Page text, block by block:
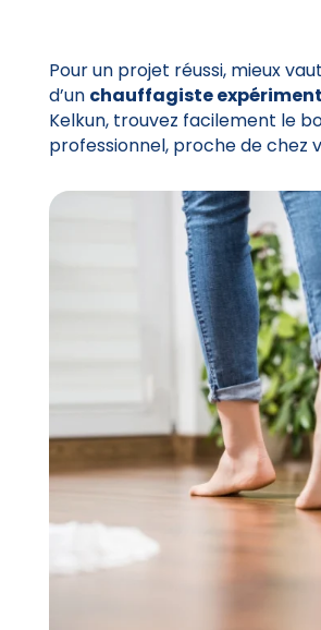
Pour un projet réussi, mieux
d’un chauffagiste
Kelkun, trouvez facilement le
professionnel, proche de chez